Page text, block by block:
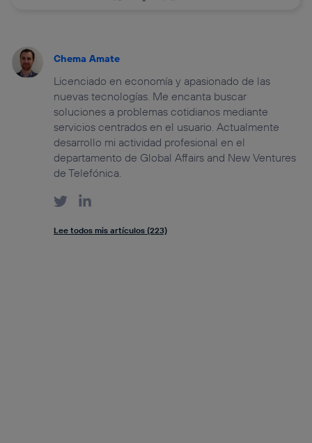
Chema Amate
Licenciado en economía y apasionado de las
nuevas tecnologías. Me encanta buscar
soluciones a problemas cotidianos mediante
servicios centrados en el usuario. Actualmente
desarrollo mi actividad profesional en el
departamento de Global Affairs and New Ventures
de Telefónica.
Lee todos mis artículos (223)